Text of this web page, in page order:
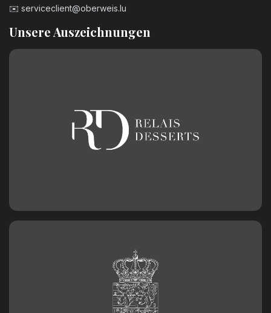
✉️ serviceclient@oberweis.lu
Unsere Auszeichnungen